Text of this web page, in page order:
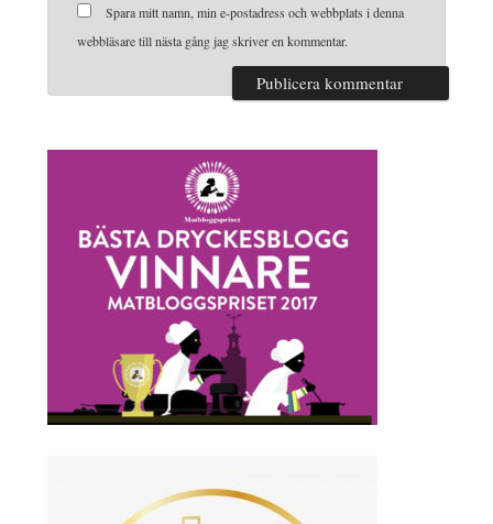
Spara mitt namn, min e-postadress och webbplats i denna
webbläsare till nästa gång jag skriver en kommentar.